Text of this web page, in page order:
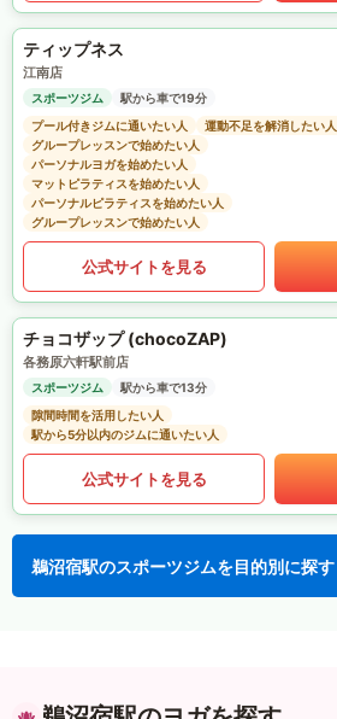
ティップネス
江南店
スポーツジム
駅から車で19分
プール付きジムに通いたい人
運動不足を解消したい人
グループレッスンで始めたい人
パーソナルヨガを始めたい人
マットピラティスを始めたい人
パーソナルピラティスを始めたい人
グループレッスンで始めたい人
公式サイトを見る
チョコザップ (chocoZAP)
各務原六軒駅前店
スポーツジム
駅から車で13分
隙間時間を活用したい人
駅から5分以内のジムに通いたい人
公式サイトを見る
鵜沼宿駅のスポーツジムを目的別に探す